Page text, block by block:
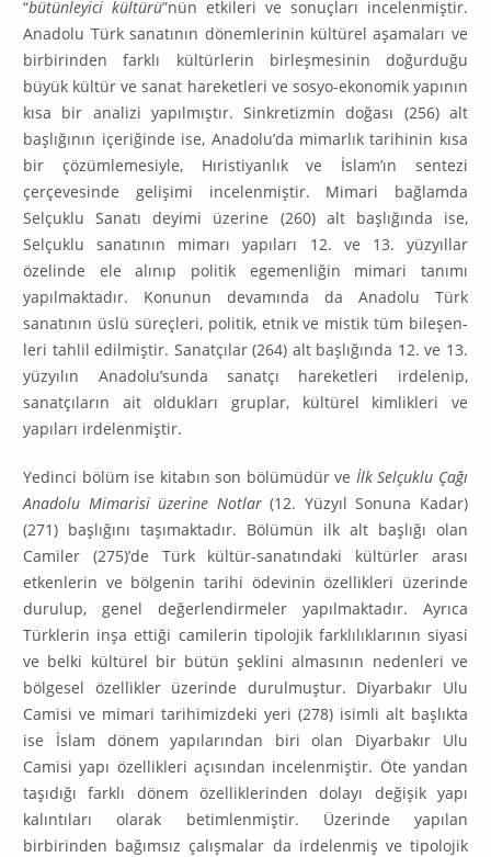
“bütünleyici kültürü”nün etkileri ve sonuçları incelen­miştir.
Anadolu Türk sanatının dönemlerinin kültürel aşamaları ve
birbirin­den farklı kültürlerin birleşmesinin doğurduğu
büyük kültür ve sanat hareket­leri ve sosyo-ekonomik yapının
kısa bir analizi yapılmıştır. Sinkretizmin doğası (256) alt
başlığının içeriğinde ise, Anadolu’da mimarlık tarihinin kısa
bir çö­züm­lemesiyle, Hıristiyanlık ve İslam’ın sentezi
çerçevesinde gelişimi ince­lenmiştir. Mimari bağlamda
Selçuklu Sanatı deyimi üzerine (260) alt başlı­ğında ise,
Selçuklu sanatının mimarı yapıları 12. ve 13. yüzyıllar
özelinde ele alınıp politik egemenliğin mimari tanımı
yapılmaktadır. Konunun devamında da Anadolu Türk
sanatının üslü süreçleri, politik, etnik ve mistik tüm bileşen­
leri tahlil edilmiştir. Sanatçılar (264) alt başlığında 12. ve 13.
yüzyılın Anado­lu’sunda sanatçı hareketleri irdelenip,
sanatçıların ait oldukları gruplar, kül­türel kimlikleri ve
yapıları irdelenmiştir.
Yedinci bölüm ise kitabın son bölümüdür ve İlk Selçuklu Çağı
Anadolu Mimarisi üzerine Notlar(12. Yüzyıl Sonuna Kadar)
(271) başlığını taşımakta­dır. Bölümün ilk alt başlığı olan
Camiler (275)’de Türk kültür-sanatındaki kül­türler arası
etkenlerin ve bölgenin tarihi ödevinin özellikleri üzerinde
duru­lup, genel değerlendirmeler yapılmaktadır. Ayrıca
Türklerin inşa ettiği ca­milerin tipolojik farklılıklarının siyasi
ve belki kültürel bir bütün şeklini alması­nın nedenleri ve
bölgesel özellikler üzerinde durulmuştur. Diyarbakır Ulu
Camisi ve mimari tarihimizdeki yeri (278) isimli alt başlıkta
ise İslam dönem yapılarından biri olan Diyarbakır Ulu
Camisi yapı özellikleri açısından incelen­miştir. Öte yandan
taşıdığı farklı dönem özelliklerinden dolayı değişik yapı
kalıntıları olarak betimlenmiştir. Üzerinde yapılan
birbirinden bağımsız çalış­malar da irdelenmiş ve tipolojik